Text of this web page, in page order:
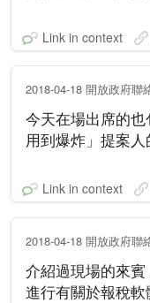
Link in context
2018-04-18 開放政府聯
今天在場出席的
用到爆炸」提案人
Link in context
2018-04-18 開放政府聯
介紹過現場的來
進行有關於報稅軟